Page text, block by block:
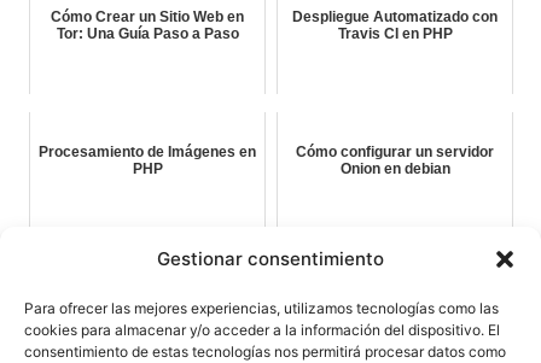
Gestionar consentimiento
Para ofrecer las mejores experiencias, utilizamos tecnologías como las
cookies para almacenar y/o acceder a la información del dispositivo. El
consentimiento de estas tecnologías nos permitirá procesar datos como
Cómo Crear un Sitio Web en
Tor: Una Guía Paso a Paso
Despliegue Automatizado con
Travis CI en PHP
Procesamiento de Imágenes en
PHP
Cómo configurar un servidor
Onion en debian